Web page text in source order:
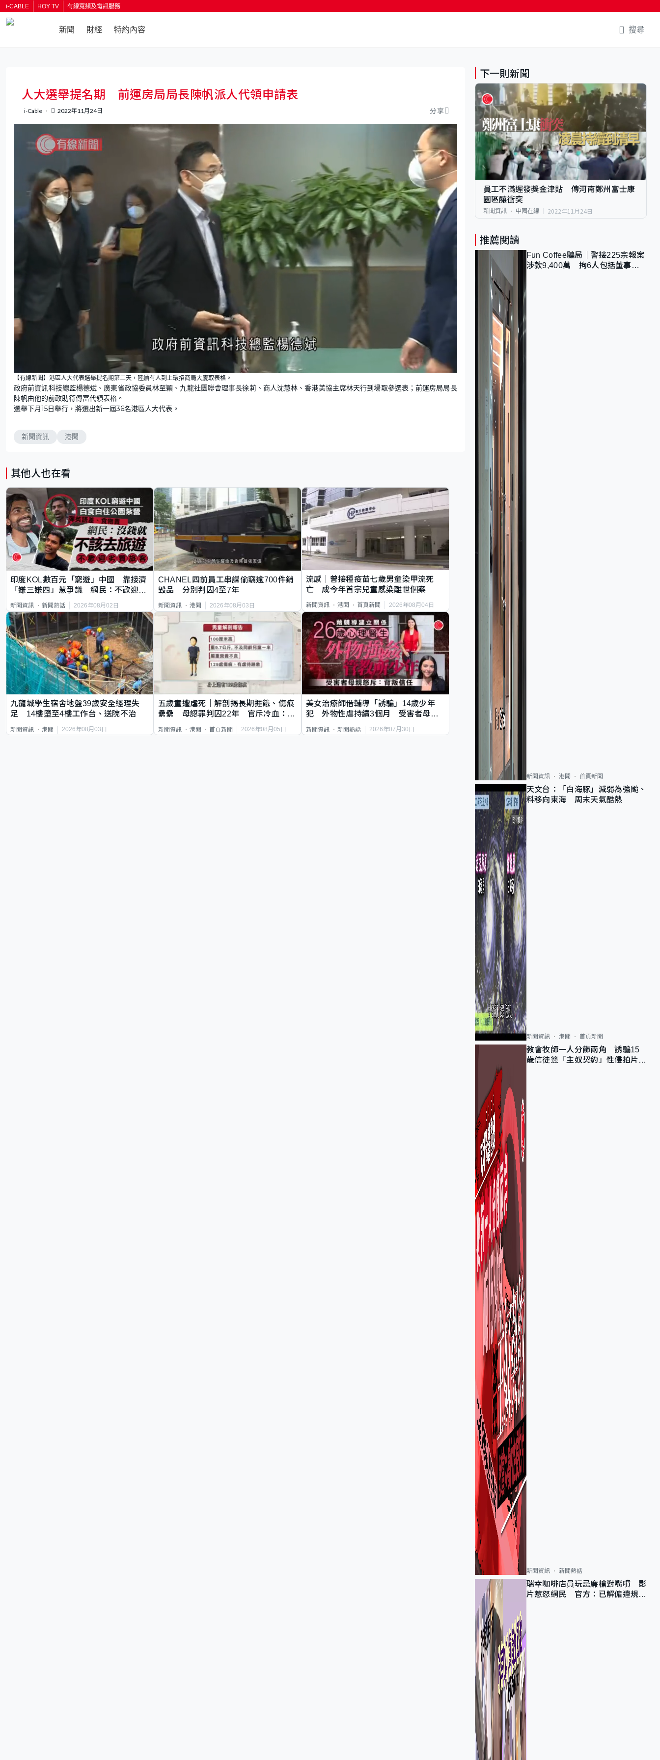
i-CABLE HOY TV 有線寬頻及電訊服務
新聞 財經 特約內容 搜尋
人大選舉提名期 前運房局局長陳帆派人代領申請表
i-Cable 2022年11月24日 分享
n
m
u
t
e
o
a
d
e
d
【有線新聞】港區人大代表選舉提名期第二天，陸續有人到上環招商局大廈取表格。
政府前資訊科技總監楊德斌、廣東省政協委員林至穎、九龍社團聯會理事長徐莉、商人沈慧林、香港美協主席林天行到場取參選表；前運房局局長
陳帆由他的前政助符傳富代領表格。
選舉下月15日舉行，將選出新一屆36名港區人大代表。
新聞資訊 港聞
其他人也在看
印度KOL數百元「窮遊」中國 靠接濟
「嫌三嫌四」惹爭議 網民：不歡迎劣
質旅客
新聞資訊 新聞熱話 2026年08月02日
CHANEL四前員工串謀偷竊逾700件銷
毀品 分別判囚4至7年
新聞資訊 港聞 2026年08月03日
流感｜曾接種疫苗七歲男童染甲流死
亡 成今年首宗兒童感染離世個案
新聞資訊 港聞 首頁新聞 2026年08月04日
九龍城學生宿舍地盤39歲安全經理失
足 14樓墮至4樓工作台、送院不治
新聞資訊 港聞 2026年08月03日
五歲童遭虐死｜解剖揭長期捱餓、傷痕
纍纍 母認罪判囚22年 官斥冷血：同
新聞資訊 港聞 首頁新聞 2026年08月05日
美女治療師借輔導「誘騙」14歲少年
犯 外物性虐持續3個月 受害者母：
新聞資訊 新聞熱話 2026年07月30日
下一則新聞
員工不滿遲發獎金津貼 傳河南鄭州富士康
園區釀衝突
新聞資訊 中國在線 2022年11月24日
推薦閱讀
Fun Coffee騙局｜警接225宗報案
涉款9,400萬 拘6人包括董事股
新聞資訊 港聞 首頁新聞
天文台：「白海豚」減弱為強颱、
料移向東海 周末天氣酷熱
新聞資訊 港聞 首頁新聞
教會牧師一人分飾兩角 誘騙15
歲信徒簽「主奴契約」性侵拍片
新聞資訊 新聞熱話
瑞幸咖啡店員玩忌廉槍對嘴噴 影
片惹怒網民 官方：已解僱違規員